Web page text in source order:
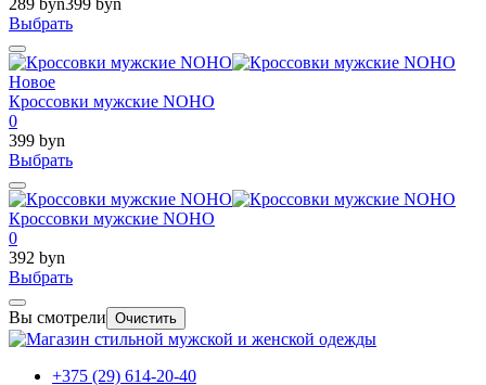
289 byn399 byn
Выбрать
Новое
Кроссовки мужские NOHO
0
399 byn
Выбрать
Кроссовки мужские NOHO
0
392 byn
Выбрать
Вы смотрели Очистить
+375 (29) 614-20-40